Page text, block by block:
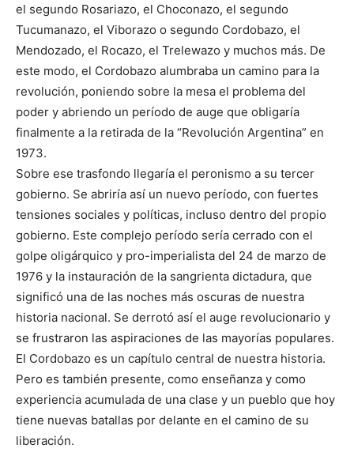
el segundo Rosariazo, el Choconazo, el segundo
Tucumanazo, el Viborazo o segundo Cordobazo, el
Mendozado, el Rocazo, el Trelewazo y muchos más. De
este modo, el Cordobazo alumbraba un camino para la
revolución, poniendo sobre la mesa el problema del
poder y abriendo un período de auge que obligaría
finalmente a la retirada de la “Revolución Argentina” en
1973.
Sobre ese trasfondo llegaría el peronismo a su tercer
gobierno. Se abriría así un nuevo período, con fuertes
tensiones sociales y políticas, incluso dentro del propio
gobierno. Este complejo período sería cerrado con el
golpe oligárquico y pro-imperialista del 24 de marzo de
1976 y la instauración de la sangrienta dictadura, que
significó una de las noches más oscuras de nuestra
historia nacional. Se derrotó así el auge revolucionario y
se frustraron las aspiraciones de las mayorías populares.
El Cordobazo es un capítulo central de nuestra historia.
Pero es también presente, como enseñanza y como
experiencia acumulada de una clase y un pueblo que hoy
tiene nuevas batallas por delante en el camino de su
liberación.